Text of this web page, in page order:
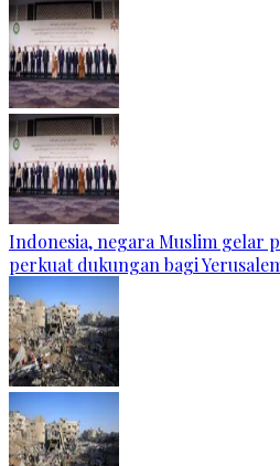
Indonesia, negara Muslim gelar
perkuat dukungan bagi